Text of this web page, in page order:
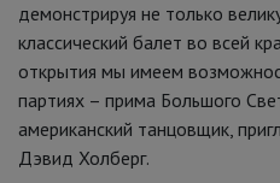
демонстрируя не только
классический балет во всей
открытия мы имеем
партиях – прима Большого
американский танцовщик,
Дэвид Холберг.